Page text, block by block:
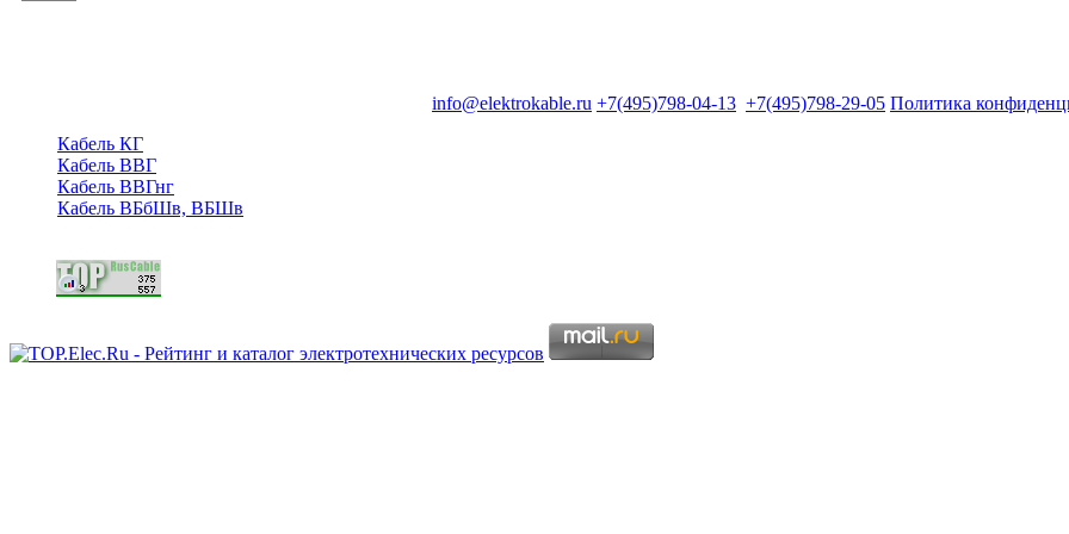
info@elektrokable.ru +7(495)798-04-13 +7(495)798-29-05 Политика
Кабель КГ
Кабель ВВГ
Кабель ВВГнг
Кабель ВБбШв, ВБШв